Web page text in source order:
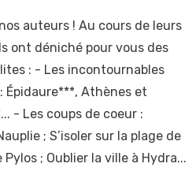
auteurs ! Au cours de leurs
ont déniché pour vous des
: - Les incontournables
Épidaure***, Athènes et
- Les coups de coeur :
; S’isoler sur la plage de
; Oublier la ville à Hydra...